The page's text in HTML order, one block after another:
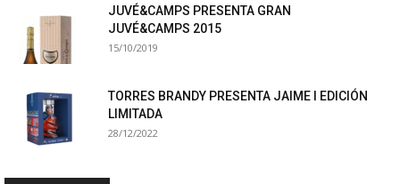
JUVÉ&CAMPS PRESENTA GRAN
JUVÉ&CAMPS 2015
15/10/2019
TORRES BRANDY PRESENTA JAIME I EDICIÓN
LIMITADA
28/12/2022